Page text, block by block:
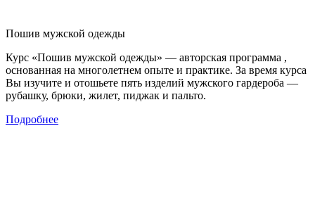
Пошив мужской одежды
Курс «Пошив мужской одежды» — авторская программа ,
основанная на многолетнем опыте и практике. За время курса
Вы изучите и отошьете пять изделий мужского гардероба —
рубашку, брюки, жилет, пиджак и пальто.
Подробнее